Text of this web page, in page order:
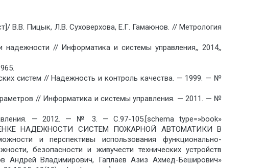
В.В. Пицык, Л.В. Суховерхова, Е.Г. Гамаюнов. // Метрология
надежности // Информатика и системы управления,, 2014,,
систем // Надежность и контроль качества. — 1999. — №
// Информатика и системы управления. — 2011. — №
— 2012. — № 3. — С.97-105.[schema type=»book»
НАДЕЖНОСТИ СИСТЕМ ПОЖАРНОЙ АВТОМАТИКИ В
и перспективы использования функционально-
безопасности и живучести технических устройств
Андрей Владимирович, Гаплаев Азиз Ахмед-Беширович»